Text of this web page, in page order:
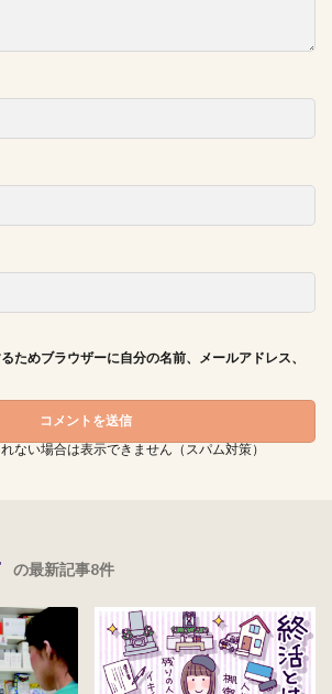
ためブラウザーに自分の名前、メールアドレス、
ない場合は表示できません（スパム対策）
の最新記事8件